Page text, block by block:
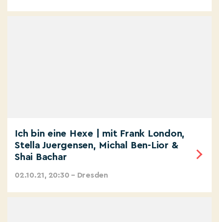
Ich bin eine Hexe | mit Frank London,
Stella Juergensen, Michal Ben-Lior &
Shai Bachar
02.10.21, 20:30 – Dresden